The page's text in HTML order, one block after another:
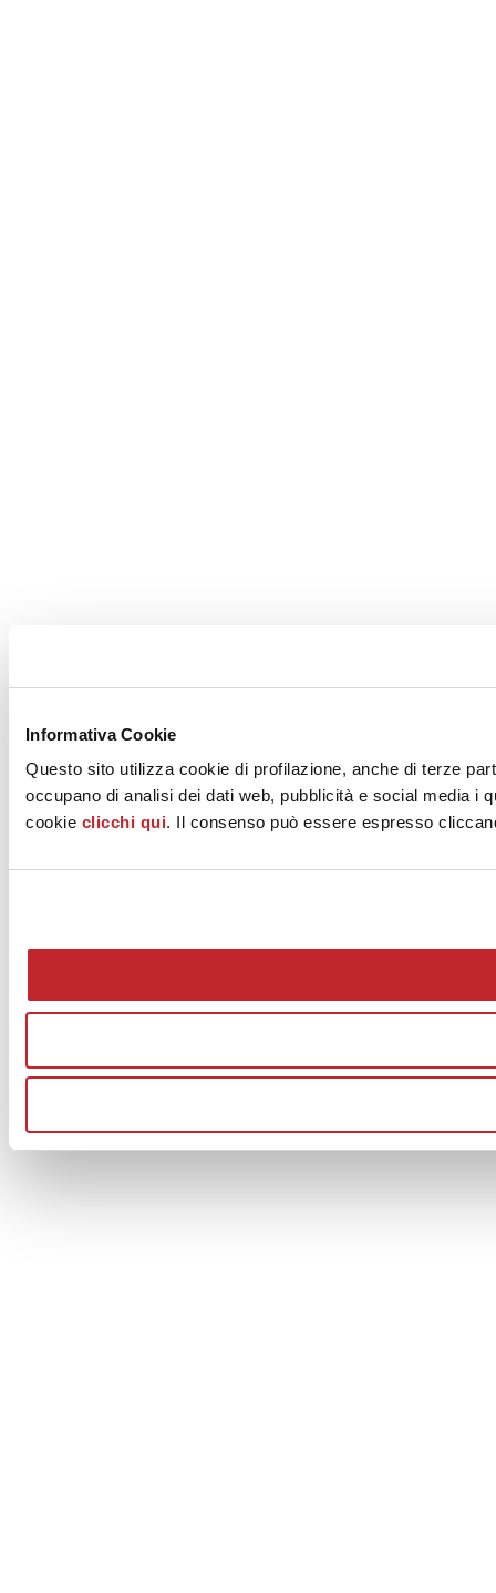
Informativa Cookie
Questo sito utilizza cookie di profilazione, anche di terze
occupano di analisi dei dati web, pubblicità e social media i
cookie clicchi qui. Il consenso può essere espresso